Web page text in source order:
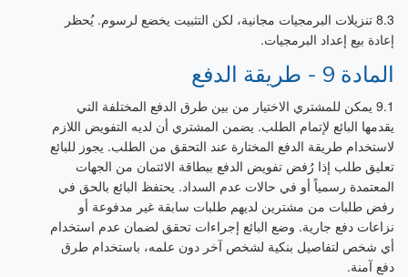
8.3 تنزيلات البرمجيات مجانية، لكن التثبيت يخضع لرسوم. يُحظر
إعادة بيع إعداد البرمجيات.
المادة 9 - طريقة الدفع
9.1 يمكن للمشتري الاختيار من بين طرق الدفع المختلفة التي
يقدمها البائع لإتمام الطلب. يضمن المشتري أن لديه التفويض اللازم
لاستخدام طريقة الدفع المختارة عند التحقق من الطلب. يجوز للبائع
تعليق طلب إذا رُفض تفويض الدفع ببطاقة الائتمان من الجهات
المعتمدة رسمياً أو في حالات عدم السداد. يحتفظ البائع بالحق في
رفض طلبات من مشترين لديهم طلبات سابقة غير مدفوعة أو
نزاعات دفع جارية. وضع البائع إجراءات تحقق لضمان عدم استخدام
أي شخص لتفاصيل بنكية لشخص آخر دون علمه، باستخدام طرق
دفع آمنة.